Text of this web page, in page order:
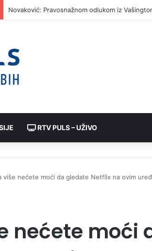
Bijeljina: Otkrivena plantaža indijske konoplje
RTV PULS – UŽIVO
više nećete moći da gledate Netflix na ovim
nećete moći